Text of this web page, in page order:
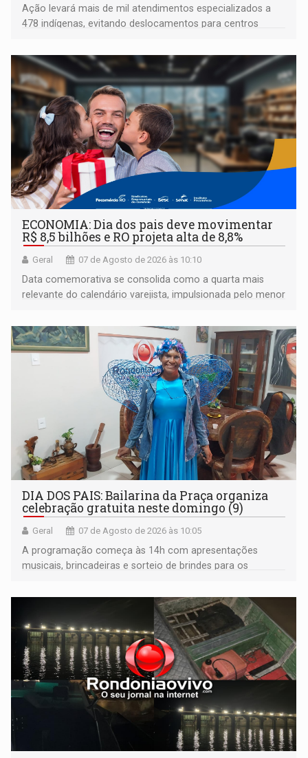
Ação levará mais de mil atendimentos especializados a
478 indígenas, evitando deslocamentos para centros
ECONOMIA: Dia dos pais deve movimentar
R$ 8,5 bilhões e RO projeta alta de 8,8%
Geral 07 de Agosto de 2026 às 10:10
Data comemorativa se consolida como a quarta mais
relevante do calendário varejista, impulsionada pelo menor
média do trabalhador
DIA DOS PAIS: Bailarina da Praça organiza
celebração gratuita neste domingo (9)
Geral 07 de Agosto de 2026 às 10:05
A programação começa às 14h com apresentações
musicais, brincadeiras e sorteio de brindes para os
bolo e canto de parabéns dedicado aos pais